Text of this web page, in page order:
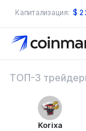
Капитализация: $ 2
ТОП-3
Korixa